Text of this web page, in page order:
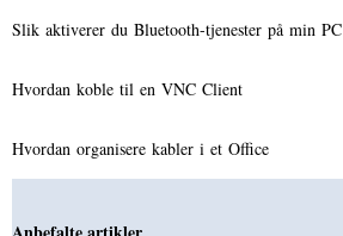
Slik aktiverer du Bluetooth-tjenester på min PC
Hvordan koble til en VNC Client
Hvordan organisere kabler i et Office